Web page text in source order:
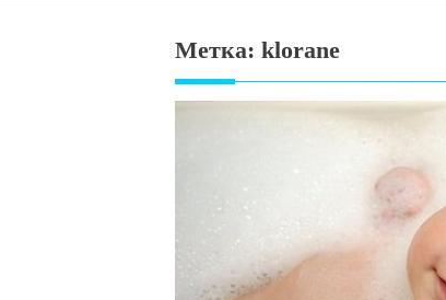
Метка:klorane